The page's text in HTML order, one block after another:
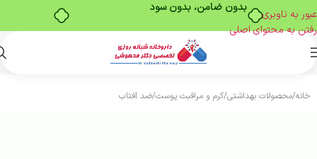
بدون ضامن، بدون سود
عبور به ناوبری
رفتن به محتوای اصلی
خانه/محصولات بهداشتی/کرم و مراقبت پوست/ضد آفتاب